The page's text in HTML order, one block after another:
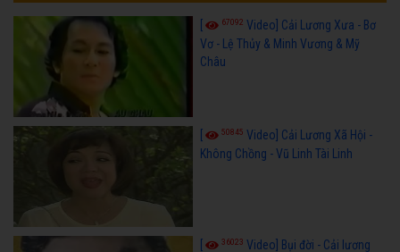
67092 Video] Cải Lương Xưa - Bơ
Vơ - Lệ Thủy & Minh Vương & Mỹ
Châu
50845 Video] Cải Lương Xã Hội -
Không Chồng - Vũ Linh Tài Linh
36023 Video] Bụi đời - Cải lương